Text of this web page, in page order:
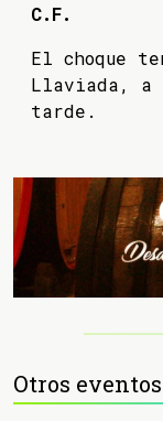
C.F.
El choque
Llaviada,
tarde.
Otros